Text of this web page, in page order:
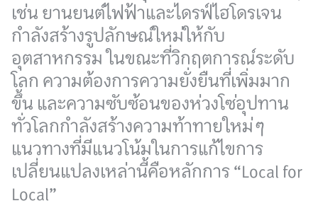
เช่น ยานยนต์ไฟฟ้าและไดรฟ์ไฮโดรเจน
กำลังสร้างรูปลักษณ์ใหม่ให้กับ
อุตสาหกรรม ในขณะที่วิกฤตการณ์ระดับ
โลก ความต้องการความยั่งยืนที่เพิ่มมาก
ขึ้น และความซับซ้อนของห่วงโซ่อุปทาน
ทั่วโลกกำลังสร้างความท้าทายใหม่ๆ
แนวทางที่มีแนวโน้มในการแก้ไขการ
เปลี่ยนแปลงเหล่านี้คือหลักการ “Local for
Local”